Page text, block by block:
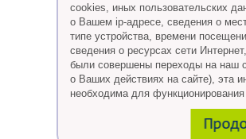
cookies, иных пользовательских
о Вашем ip-адресе, сведения о
типе устройства, времени
сведения о ресурсах сети
были совершены переходы на наш
о Ваших действиях на сайте), эта
необходима для функционирования
проведения ретаргетинга, а также
Eсли Вы согласны, продолжайте